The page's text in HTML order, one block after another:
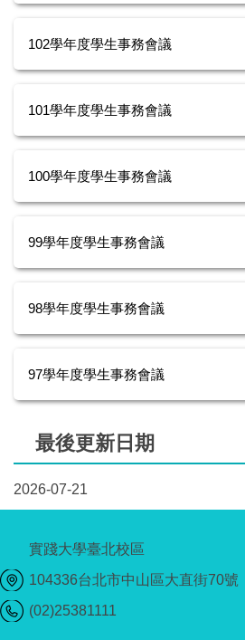
102學年度學生事務會議
101學年度學生事務會議
100學年度學生事務會議
99學年度學生事務會議
98學年度學生事務會議
97學年度學生事務會議
最後更新日期
2026-07-21
實踐大學臺北校區
104336台北市中山區大直街70號
(02)25381111